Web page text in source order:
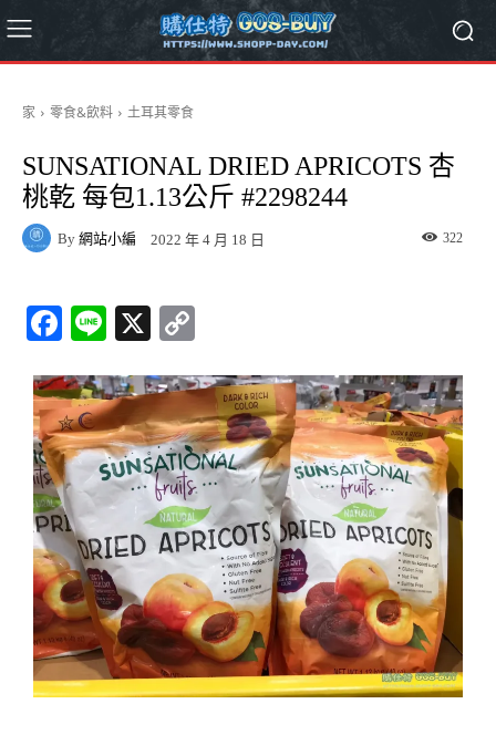
家 零食&飲料 土耳其零食
SUNSATIONAL DRIED APRICOTS 杏
桃乾 每包1.13公斤 #2298244
By 網站小編 2022 年 4 月 18 日 322
Fa
bo
ok
Li
X
y
Li
nk